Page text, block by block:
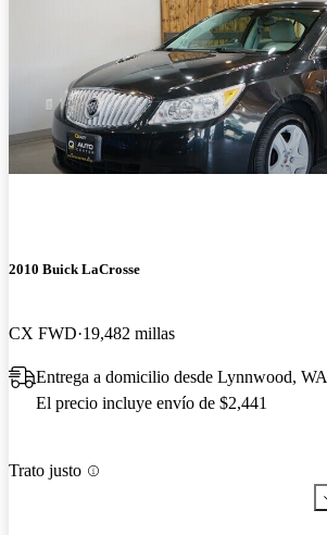
2010 Buick LaCrosse
CX FWD 19,482 millas
Entrega a domicilio desde Lynnwood, WA
El precio incluye envío de $2,441
Trato justo